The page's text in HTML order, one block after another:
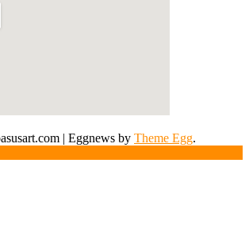
| Eggnews by Theme Egg.